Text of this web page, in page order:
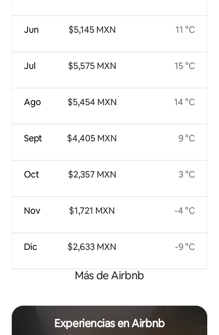
Jun
Jul
Ago
Sept
Oct
Nov
Dic
$5,145 MXN
$5,575 MXN
$5,454 MXN
$4,405 MXN
$2,357 MXN
$1,721 MXN
$2,633 MXN
11 °C
15 °C
14 °C
9 °C
3 °C
-4 °C
-9 °C
Más de Airbnb
Experiencias en Airbnb